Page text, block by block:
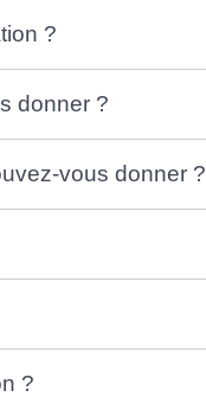
?
donner ?
vous donner ?
?